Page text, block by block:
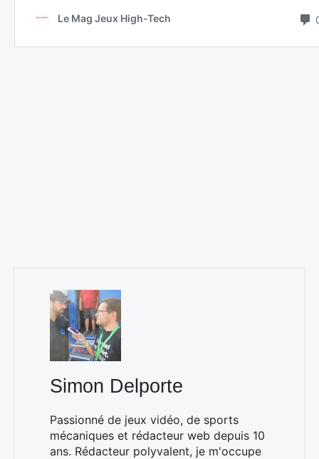
Simon Delporte
Passionné de jeux vidéo, de sports
mécaniques et rédacteur web depuis 10
ans. Rédacteur polyvalent, je m'occupe